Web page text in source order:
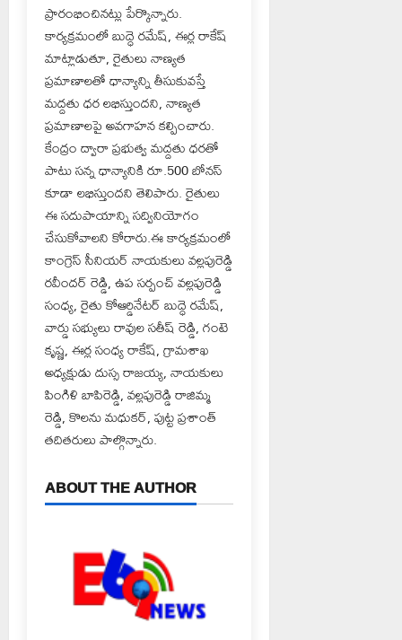
ప్రారంభించినట్లు పేర్కొన్నారు.
కార్యక్రమంలో బుద్ధె రమేష్, ఈర్ల రాకేష్
మాట్లాడుతూ, రైతులు నాణ్యత
ప్రమాణాలతో ధాన్యాన్ని తీసుకువస్తే
మద్దతు ధర లభిస్తుందని, నాణ్యత
ప్రమాణాలపై అవగాహన కల్పించారు.
కేంద్రం ద్వారా ప్రభుత్వ మద్దతు ధరతో
పాటు సన్న ధాన్యానికి రూ.500 బోనస్
కూడా లభిస్తుందని తెలిపారు. రైతులు
ఈ సదుపాయాన్ని సద్వినియోగం
చేసుకోవాలని కోరారు.ఈ కార్యక్రమంలో
కాంగ్రెస్ సీనియర్ నాయకులు వల్లపురెడ్డి
రవీందర్ రెడ్డి, ఉప సర్పంచ్ వల్లపురెడ్డి
సంధ్య, రైతు కోఆర్డినేటర్ బుద్ధె రమేష్,
వార్డు సభ్యులు రావుల సతీష్ రెడ్డి, గంటె
కృష్ణ, ఈర్ల సంధ్య రాకేష్, గ్రామశాఖ
అధ్యక్షుడు దుస్స రాజయ్య, నాయకులు
పింగిళి బాపిరెడ్డి, వల్లపురెడ్డి రాజిమ్మ
రెడ్డి, కొలను మధుకర్, పుట్ట ప్రశాంత్
తదితరులు పాల్గొన్నారు.
ABOUT THE AUTHOR